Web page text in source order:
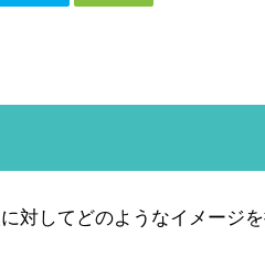
対してどのようなイメージ